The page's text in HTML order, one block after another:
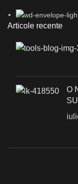
Articole recente
О